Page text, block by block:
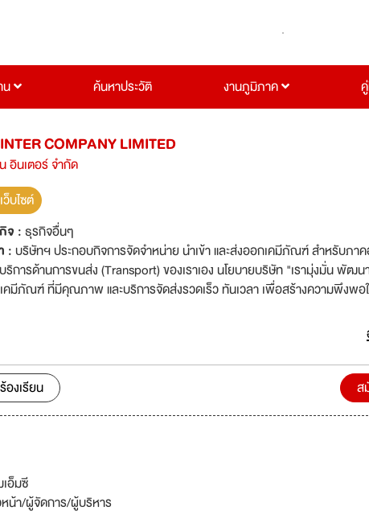
น ค้นหาประวัติ งานภูมิภาค
COMPANY LIMITED
อินเตอร์ จำกัด
ว็บไซต์
จ : ธุรกิจอื่นๆ
:บริษัทฯ ประกอบกิจการจัดจำหน่าย นำเข้า และส่งออกเคมีภัณฑ์ สำหรับภา
ริการด้านการขนส่ง (Transport) ของเราเอง นโยบายบริษัท "เรามุ่งมั่น พัฒน
คมีภัณฑ์ ที่มีคุณภาพ และบริการจัดส่งรวดเร็ว ทันเวลา เพื่อสร้างความพึงพอ
ร้องเรียน ส
อ็มซี
น้า/ผู้จัดการ/ผู้บริหาร